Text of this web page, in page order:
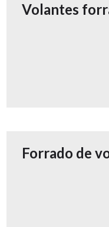
Volantes
Forrado de